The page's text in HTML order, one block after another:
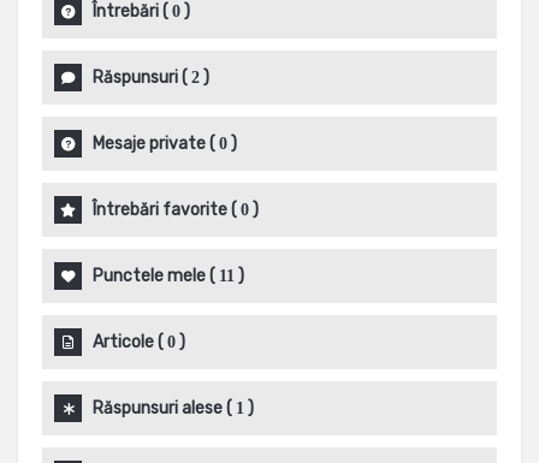
Întrebări( 0 )
Răspunsuri( 2 )
Mesaje private( 0 )
Întrebări favorite( 0 )
Punctele mele( 11 )
Articole( 0 )
Răspunsuri alese( 1 )